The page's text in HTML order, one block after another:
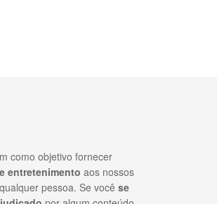
como objetivo fornecer
entretenimento aos nossos
pessoa. Se você se